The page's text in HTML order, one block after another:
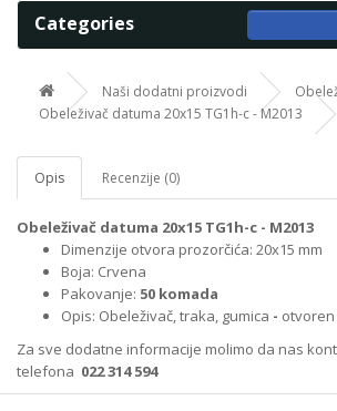
Categories
Naši dodatni proizvodi
Obeleživač datuma 20x15 TG1h-c - M2013
Opis Recenzije (0)
Obeleživač datuma 20x15 TG1h-c - M2013
Dimenzije otvora prozorčića: 20x15 mm
Boja: Crvena
Pakovanje: 50 komada
Opis: Obeleživač, traka, gumica - otvoren
Za sve dodatne informacije molimo da nas
telefona 022 314 594